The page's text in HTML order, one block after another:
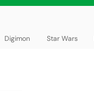
Digimon Star Wars